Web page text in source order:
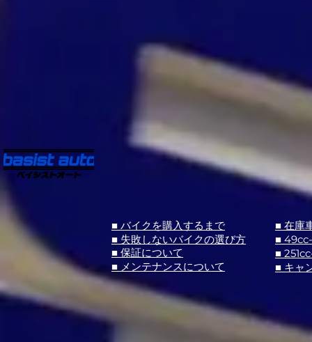
■ バイクを購入するまで
■ 失敗しないバイクの選び方
■ 保証について
■ メンテナンスについて
■ 在庫
■
■
■ キャ